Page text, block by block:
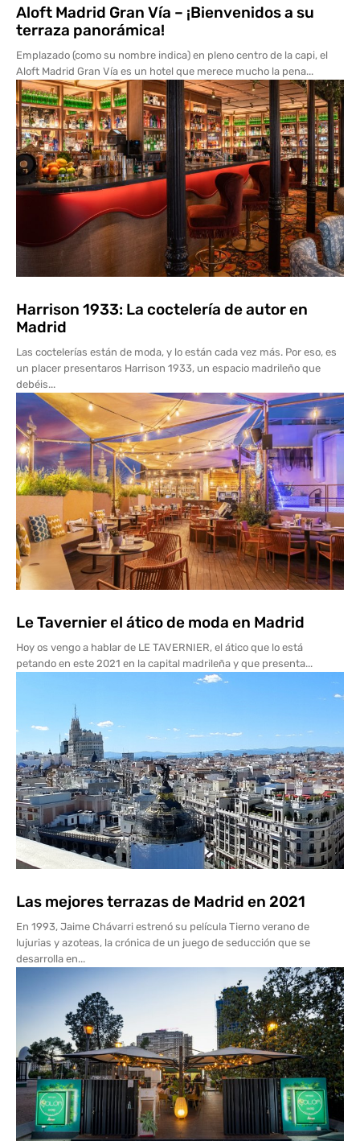
Aloft Madrid Gran Vía – ¡Bienvenidos a su
terraza panorámica!
Emplazado (como su nombre indica) en pleno centro de la capi, el
Aloft Madrid Gran Vía es un hotel que merece mucho la pena...
Harrison 1933: La coctelería de autor en
Madrid
Las coctelerías están de moda, y lo están cada vez más. Por eso, es
un placer presentaros Harrison 1933, un espacio madrileño que
debéis...
Le Tavernier el ático de moda en Madrid
Hoy os vengo a hablar de LE TAVERNIER, el ático que lo está
petando en este 2021 en la capital madrileña y que presenta...
Las mejores terrazas de Madrid en 2021
En 1993, Jaime Chávarri estrenó su película Tierno verano de
lujurias y azoteas, la crónica de un juego de seducción que se
desarrolla en...